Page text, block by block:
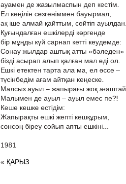
ауамен де жазылмаспын деп кестім.
Ел көңілін сезгеніммен бауырмал,
ақ іше алмай қайттым, сөйтіп ауылдан.
Қуғындалған ешкілерді көргенде
бір мұңды күй сарнап кетті кеудемде:
Сонау жылдар аштық атты «бәледен»
бізді асырап алып қалған мал еді ол.
Ешкі етектен тарта ала ма, ел өссе –
түсінбедім ағам айтқан кеңеске.
Малсыз ауыл – жапырағы жоқ ағаштай,
Малымен де ауыл – ауыл емес пе?!
Кеше кешке естідім:
Жапырақты ешкі жепті кешқұрым,
сонсоң біреу сойып апты ешкіні...
1981
« ҚАРЫЗ